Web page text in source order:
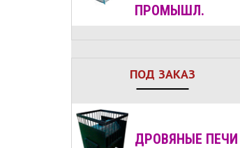
ПРОМЫШЛ.
ПОД ЗАКАЗ
ДРОВЯНЫЕ ПЕЧИ